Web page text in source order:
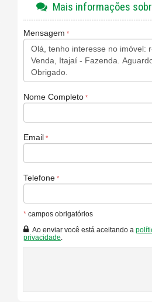
Mais informações
Mensagem
Nome Completo
Email
Telefone
* campos obrigatórios
Ao enviar você está aceitando a
privacidade